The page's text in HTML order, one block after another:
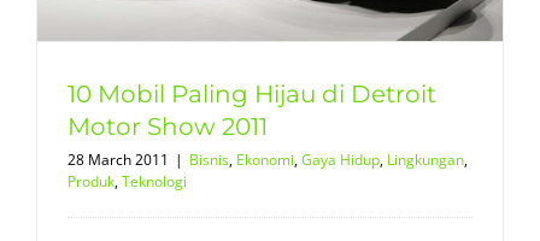
10 Mobil Paling Hijau di Detroit
Motor Show 2011
28 March 2011 | Bisnis, Ekonomi,Gaya Hidup, Lingkungan,
Produk,Teknologi